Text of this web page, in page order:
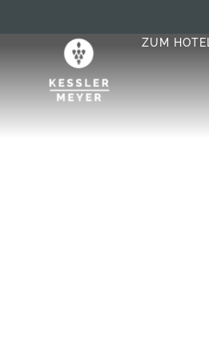
ZUM HOTEL